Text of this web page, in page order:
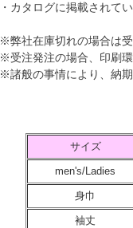
・カタログに掲載されて
※弊社在庫切れの場合は
※受注発注の場合、印刷
※諸般の事情により、納
サイズ
men's/Ladies
身巾
袖丈